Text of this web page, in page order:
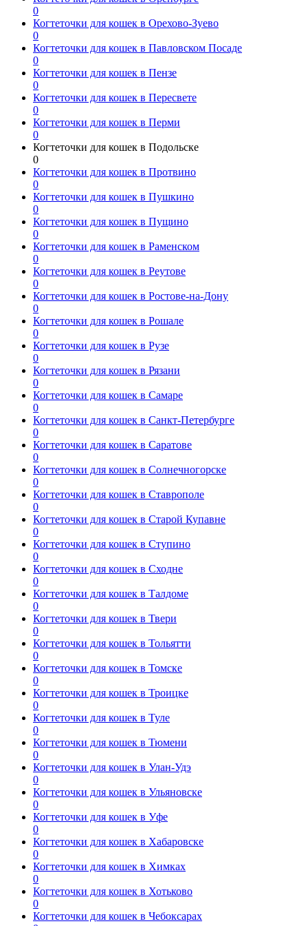
0
Когтеточки для кошек в Орехово-Зуево
0
Когтеточки для кошек в Павловском Посаде
0
Когтеточки для кошек в Пензе
0
Когтеточки для кошек в Пересвете
0
Когтеточки для кошек в Перми
0
Когтеточки для кошек в Подольске
0
Когтеточки для кошек в Протвино
0
Когтеточки для кошек в Пушкино
0
Когтеточки для кошек в Пущино
0
Когтеточки для кошек в Раменском
0
Когтеточки для кошек в Реутове
0
Когтеточки для кошек в Ростове-на-Дону
0
Когтеточки для кошек в Рошале
0
Когтеточки для кошек в Рузе
0
Когтеточки для кошек в Рязани
0
Когтеточки для кошек в Самаре
0
Когтеточки для кошек в Санкт-Петербурге
0
Когтеточки для кошек в Саратове
0
Когтеточки для кошек в Солнечногорске
0
Когтеточки для кошек в Ставрополе
0
Когтеточки для кошек в Старой Купавне
0
Когтеточки для кошек в Ступино
0
Когтеточки для кошек в Сходне
0
Когтеточки для кошек в Талдоме
0
Когтеточки для кошек в Твери
0
Когтеточки для кошек в Тольятти
0
Когтеточки для кошек в Томске
0
Когтеточки для кошек в Троицке
0
Когтеточки для кошек в Туле
0
Когтеточки для кошек в Тюмени
0
Когтеточки для кошек в Улан-Удэ
0
Когтеточки для кошек в Ульяновске
0
Когтеточки для кошек в Уфе
0
Когтеточки для кошек в Хабаровске
0
Когтеточки для кошек в Химках
0
Когтеточки для кошек в Хотьково
0
Когтеточки для кошек в Чебоксарах